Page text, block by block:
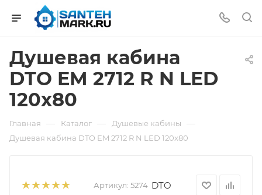
Душевая кабина
DTO EM 2712 R N LED
120x80
Главная — Каталог — Душевые кабины —
Душевая кабина DTO EM 2712 R N LED 120x80
Артикул: 5274 DTO